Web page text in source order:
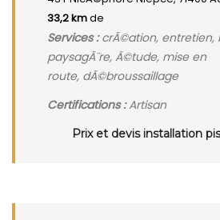
33,2 kmde
Services :crÃ©ation, entretien,
paysagÃ¨re, Ã©tude, mise en
route, dÃ©broussaillage
Certifications :Artisan
Prix et devis installation